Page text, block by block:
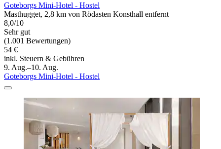
Goteborgs Mini-Hotel - Hostel
Masthugget, 2,8 km von Rödasten Konsthall entfernt
8,0/10
Sehr gut
(1.001 Bewertungen)
54 €
inkl. Steuern & Gebühren
9. Aug.–10. Aug.
Goteborgs Mini-Hotel - Hostel